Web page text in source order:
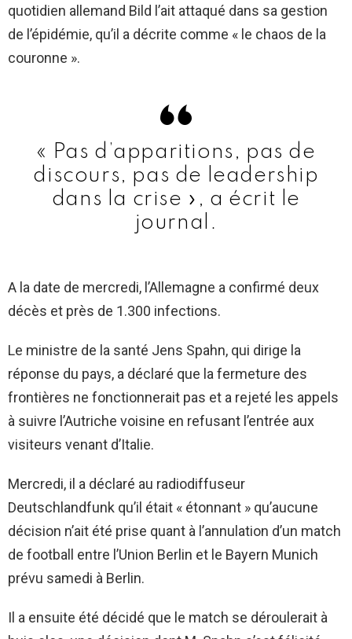
quotidien allemand Bild l’ait attaqué dans sa gestion
de l’épidémie, qu’il a décrite comme « le chaos de la
couronne ».
« Pas d’apparitions, pas de
discours, pas de leadership
dans la crise », a écrit le
journal.
A la date de mercredi, l’Allemagne a confirmé deux
décès et près de 1.300 infections.
Le ministre de la santé Jens Spahn, qui dirige la
réponse du pays, a déclaré que la fermeture des
frontières ne fonctionnerait pas et a rejeté les appels
à suivre l’Autriche voisine en refusant l’entrée aux
visiteurs venant d’Italie.
Mercredi, il a déclaré au radiodiffuseur
Deutschlandfunk qu’il était « étonnant » qu’aucune
décision n’ait été prise quant à l’annulation d’un match
de football entre l’Union Berlin et le Bayern Munich
prévu samedi à Berlin.
Il a ensuite été décidé que le match se déroulerait à